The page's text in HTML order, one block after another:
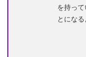
を持っ
とになる